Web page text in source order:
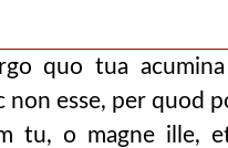
tamen ad alios potuit
esse.
quo tua
non esse, per quod
tu, o magne ille,